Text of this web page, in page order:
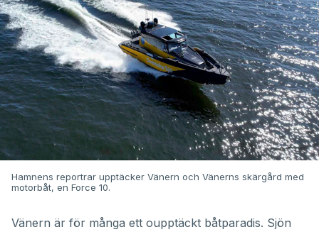
Hamnens reportrar upptäcker Vänern och Vänerns skärgård med
motorbåt, en Force 10.
Vänern är för många ett oupptäckt båtparadis. Sjön